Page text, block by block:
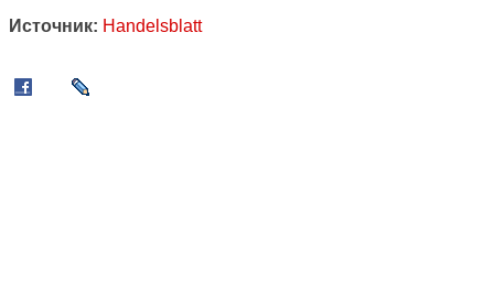
Источник: Handelsblatt